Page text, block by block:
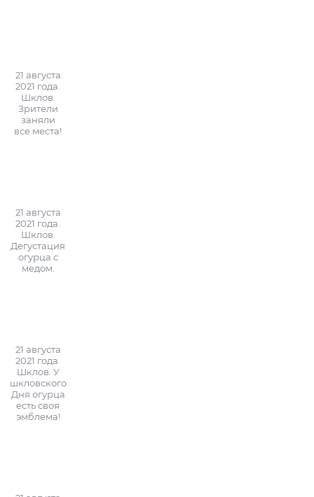
21 августа
2021 года.
Шклов.
Зрители
заняли
все места!
21 августа
2021 года.
Шклов.
Дегустация
огурца с
медом.
21 августа
2021 года.
Шклов. У
шкловского
Дня огурца
есть своя
эмблема!